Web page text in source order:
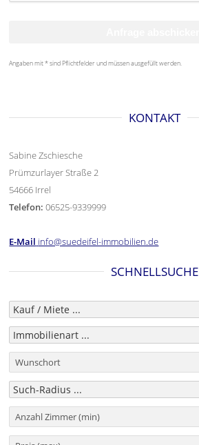
Angaben mit * sind Pflichtfelder und müssen ausgefüllt werden.
KONTAKT
Sabine Zschiesche
Prümzurlayer Straße 2
54666 Irrel
Telefon: 06525-9339999
E-Mail info@suedeifel-immobilien.de
SCHNELLSUCHE